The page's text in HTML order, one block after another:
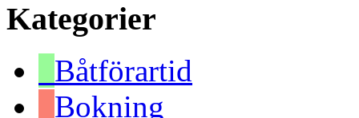
Kategorier
Båtförartid
Bokning